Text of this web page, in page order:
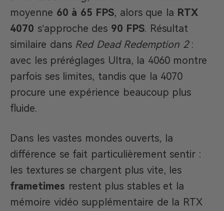
moyenne 60 à 65 FPS, alors que la RTX
4070 s’approche des 90 FPS. Résultat
similaire dans Red Dead Redemption 2:
avec les préréglages Ultra, la 4060 montre
parfois ses limites, tandis que la 4070
procure une expérience beaucoup plus
fluide.
Dans les vastes mondes ouverts, la
différence se fait particulièrement sentir :
les textures se chargent plus vite, les
frametimes restent plus stables et la
mémoire vidéo supplémentaire de la RTX